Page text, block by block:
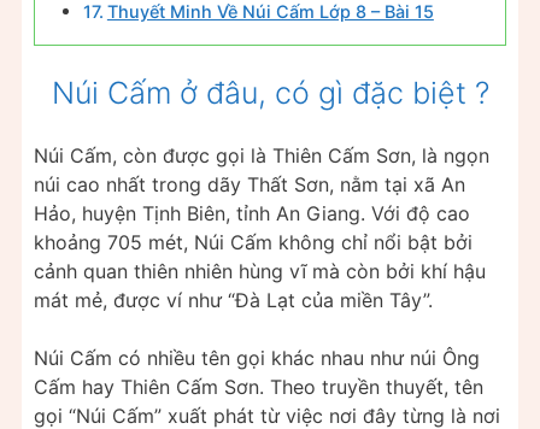
Thuyết Minh Về Núi Cấm Lớp 8 – Bài 15
Núi Cấm ở đâu, có gì đặc biệt ?
Núi Cấm, còn được gọi là Thiên Cấm Sơn, là ngọn
núi cao nhất trong dãy Thất Sơn, nằm tại xã An
Hảo, huyện Tịnh Biên, tỉnh An Giang. Với độ cao
khoảng 705 mét, Núi Cấm không chỉ nổi bật bởi
cảnh quan thiên nhiên hùng vĩ mà còn bởi khí hậu
mát mẻ, được ví như “Đà Lạt của miền Tây”.
Núi Cấm có nhiều tên gọi khác nhau như núi Ông
Cấm hay Thiên Cấm Sơn. Theo truyền thuyết, tên
gọi “Núi Cấm” xuất phát từ việc nơi đây từng là nơi